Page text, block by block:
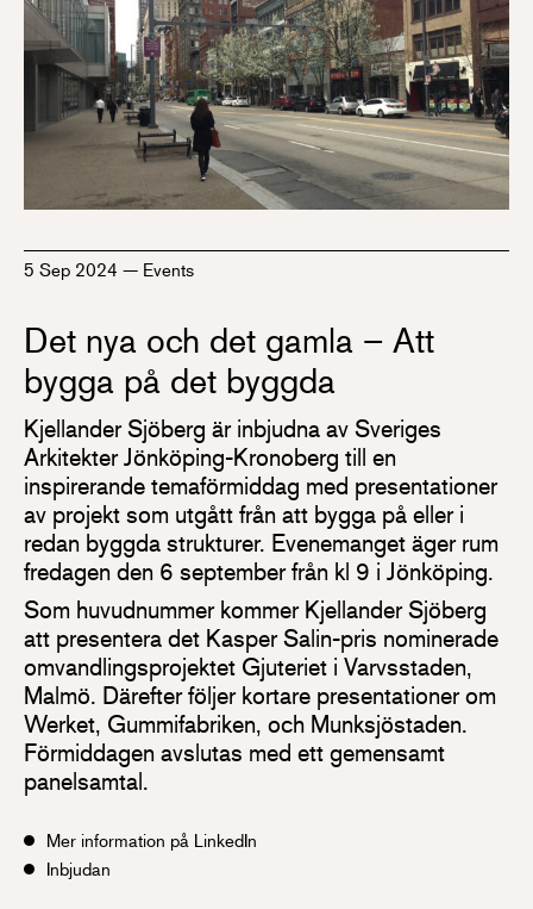
5 Sep 2024 — Events
Det nya och det gamla – Att
bygga på det byggda
Kjellander Sjöberg är inbjudna av Sveriges
Arkitekter Jönköping-Kronoberg till en
inspirerande temaförmiddag med presentationer
av projekt som utgått från att bygga på eller i
redan byggda strukturer. Evenemanget äger rum
fredagen den 6 september från kl 9 i Jönköping.
Som huvudnummer kommer Kjellander Sjöberg
att presentera det Kasper Salin-pris nominerade
omvandlingsprojektet Gjuteriet i Varvsstaden,
Malmö. Därefter följer kortare presentationer om
Werket, Gummifabriken, och Munksjöstaden.
Förmiddagen avslutas med ett gemensamt
panelsamtal.
Mer information på LinkedIn
Inbjudan